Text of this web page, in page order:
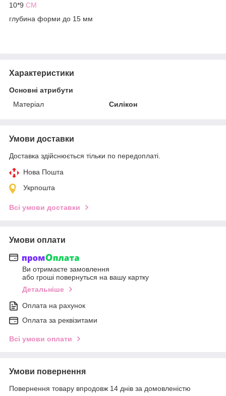
10*9 СМ
глубина форми до 15 мм
Характеристики
Основні атрибути
Матеріал
Силікон
Умови доставки
Доставка здійснюється тільки по передоплаті.
Нова Пошта
Укрпошта
Всі умови доставки
Умови оплати
Ви отримаєте замовлення
або гроші повернуться на вашу картку
Детальніше
Оплата на рахунок
Оплата за реквізитами
Всі умови оплати
Умови повернення
Повернення товару впродовж 14 днів за домовленістю